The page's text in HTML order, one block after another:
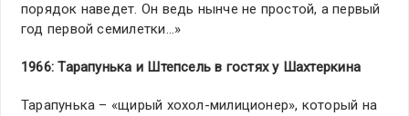
порядок наведет. Он ведь нынче не простой, а первый
год первой семилетки…»
1966: Тарапунька и Штепсель в гостях у Шахтеркина
Тарапунька – «щирый хохол-милиционер», который на